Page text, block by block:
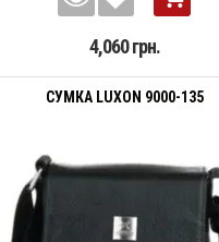
4,060 грн.
СУМКА LUXON 9000-135